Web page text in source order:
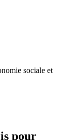
pour